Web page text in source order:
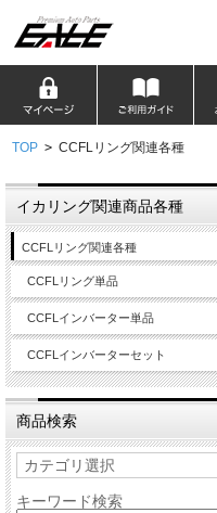
TOP > CCFLリング関連各種
イカリング関連商品各種
CCFLリング関連各種
CCFLリング単品
CCFLインバーター単品
CCFLインバーターセット
商品検索
キーワード検索